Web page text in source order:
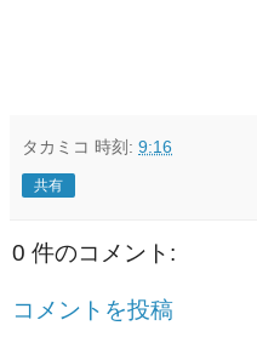
タカミコ 時刻: 9:16
共有
0 件のコメント:
コメントを投稿